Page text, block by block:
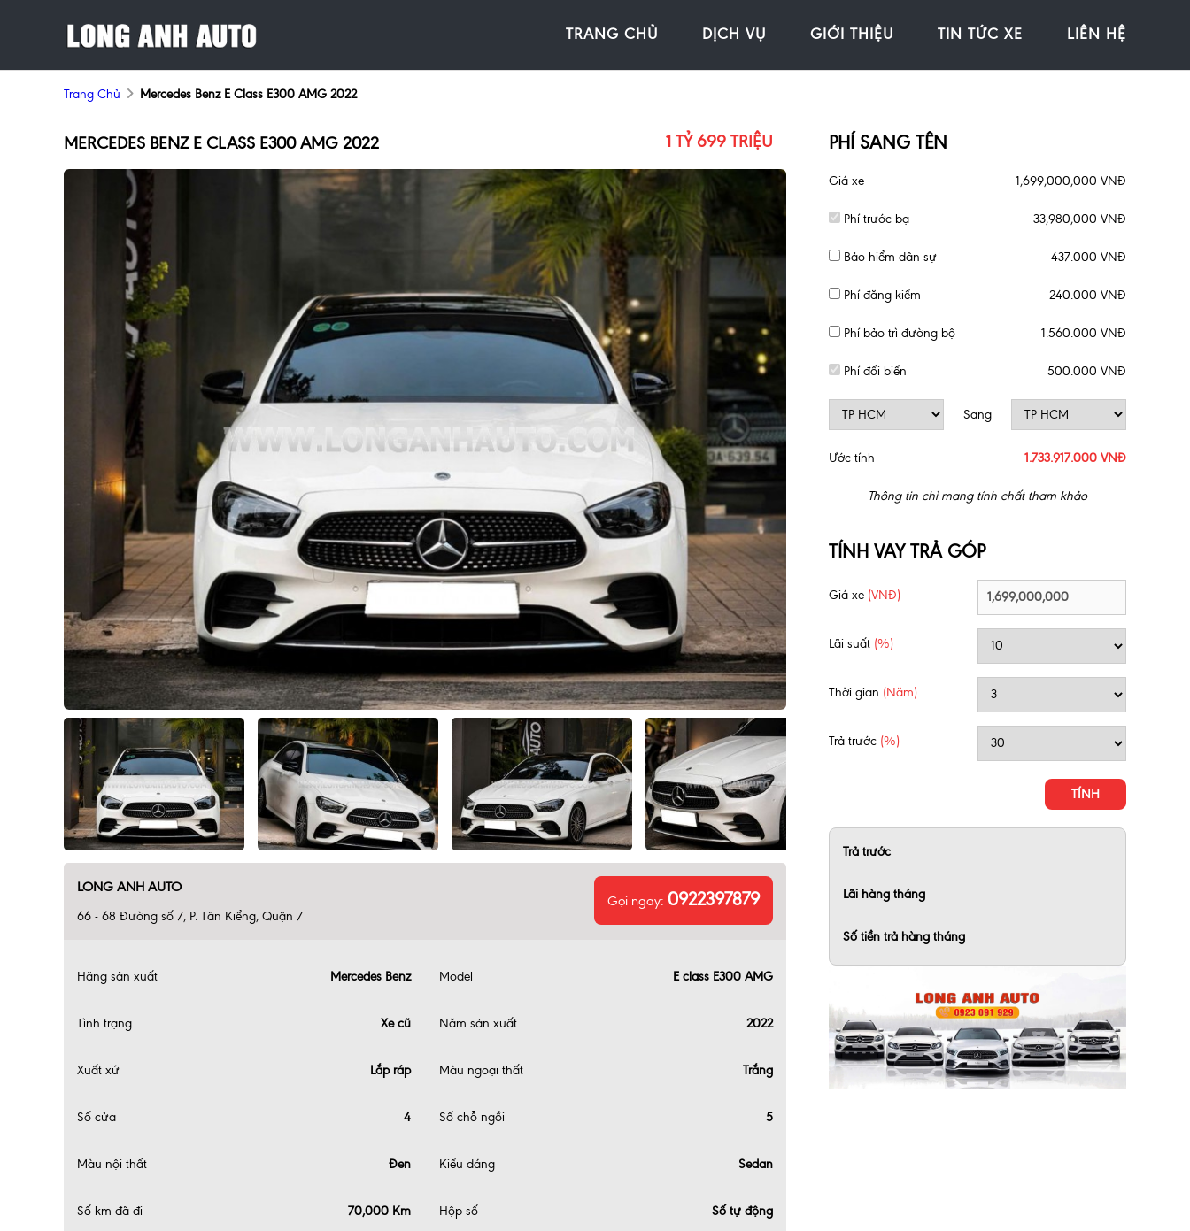
TRANG CHỦ DỊCH VỤ GIỚI THIỆU TIN TỨC XE LIÊN HỆ
Trang Chủ Mercedes Benz E Class E300 AMG 2022
MERCEDES BENZ E CLASS E300 AMG 2022 1 TỶ 699 TRIỆU
LONG ANH AUTO
66 - 68 Đường số 7, P. Tân Kiểng, Quận 7
Gọi ngay: 0922397879
Hãng sản xuất Mercedes Benz Model E class E300 AMG
Tình trạng Xe cũ Năm sản xuất 2022
Xuất xứ Lắp ráp Màu ngoại thất Trắng
Số cửa 4 Số chỗ ngồi 5
Màu nội thất Đen Kiểu dáng Sedan
Số km đã đi 70,000 Km Hộp số Số tự động
PHÍ SANG TÊN
Giá xe 1,699,000,000 VNĐ
Phí trước bạ 33,980,000 VNĐ
Bảo hiểm dân sự 437.000 VNĐ
Phí đăng kiểm 240.000 VNĐ
Phí bảo trì đường bộ 1.560.000 VNĐ
Phí đổi biển 500.000 VNĐ
Sang
Ước tính 1.733.917.000 VNĐ
Thông tin chỉ mang tính chất tham khảo
TÍNH VAY TRẢ GÓP
Giá xe (VNĐ)
Lãi suất (%)
Thời gian (Năm)
Trả trước (%)
TÍNH
Trả trước
Lãi hàng tháng
Số tiền trả hàng tháng